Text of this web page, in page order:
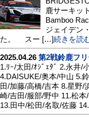
鹿サーキッ
Bamboo
ジェイデン
た。 スー […]続きを読
2025.04.26 第2戦鈴鹿フ
1.ﾘｰ/太田/ｵｼﾞｪﾀﾞ 2.永井/
4.DAISUKE/奥本/中山 5.
田/加藤/高橋/吉本 8.星野/
崎/吉田/服部/野中 11.松
13.田中/松田/名取/佐藤